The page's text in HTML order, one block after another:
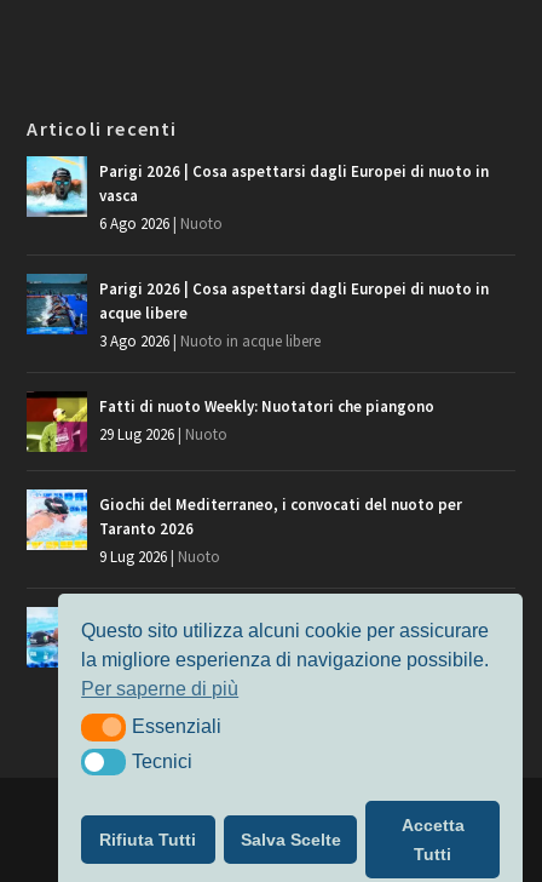
Articoli recenti
Parigi 2026 | Cosa aspettarsi dagli Europei di nuoto in
vasca
6 Ago 2026 Nuoto
Parigi 2026 | Cosa aspettarsi dagli Europei di nuoto in
acque libere
3 Ago 2026 Nuoto in acque libere
Fatti di nuoto Weekly: Nuotatori che piangono
29 Lug 2026 Nuoto
Giochi del Mediterraneo, i convocati del nuoto per
Taranto 2026
9 Lug 2026 Nuoto
Europei di Nuoto Parigi 2026: fra veterani e giovani, chi
manca?
7 Lug 2026
Nuoto
| Alimentato da
Nuoto
MasterS Podcast Il Nuoto in Cifre
Privacy & Cookie Policy
Questo sito utilizza alcuni cookie per assicurare
la migliore esperienza di navigazione possibile.
Per saperne di più
EssenzialiEssenziali
TecniciTecnici
Rifiuta Tutti Salva Scelte
Accetta
Tutti